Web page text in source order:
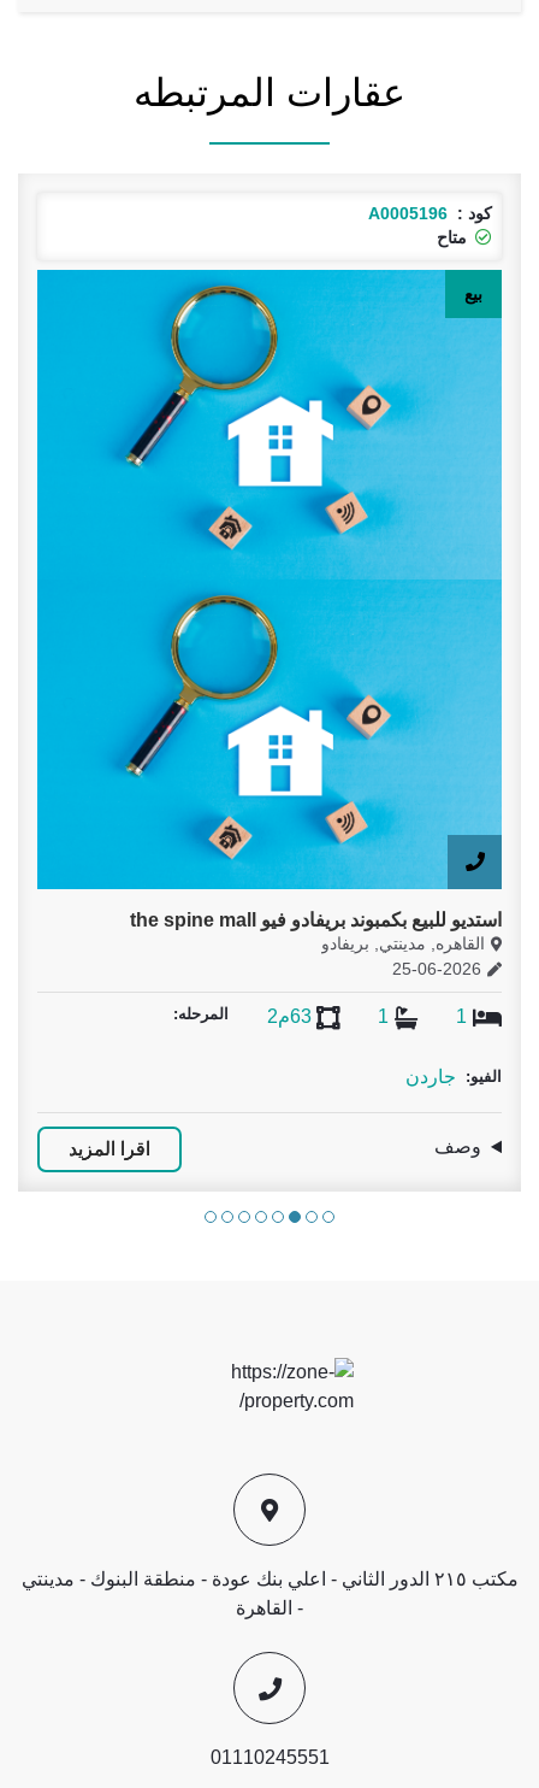
عقارات المرتبطه
كود :A0005310
ايجار ق ج
للايجار بكمبوند بريفادو 100 بالتكييفات والجراج
القاهره, مدينتي, بريفادو
01-06-2026
2
2 100م2 المرحله:
الفيو:جاردن - البحيرات
وصف اقرا المزيد
مكتب ٢١٥ الدور الثاني - اعلي بنك عودة - منطقة البنوك - مدينتي
- القاهرة
01110245551